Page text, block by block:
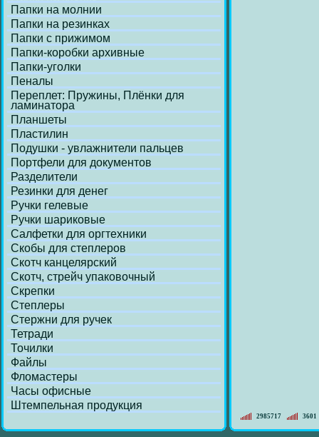
Папки на молнии
Папки на резинках
Папки с прижимом
Папки-коробки архивные
Папки-уголки
Пеналы
Переплет: Пружины, Плёнки для
ламинатора
Планшеты
Пластилин
Подушки - увлажнители пальцев
Портфели для документов
Разделители
Резинки для денег
Ручки гелевые
Ручки шариковые
Салфетки для оргтехники
Скобы для степлеров
Скотч канцелярский
Скотч, стрейч упаковочный
Скрепки
Степлеры
Стержни для ручек
Тетради
Точилки
Файлы
Фломастеры
Часы офисные
Штемпельная продукция
2985717 3601